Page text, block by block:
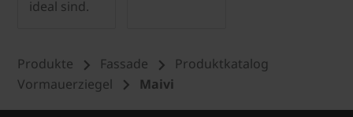
ideal sind.
Produkte Fassade
Produktkatalog
Vormauerziegel
Maivi